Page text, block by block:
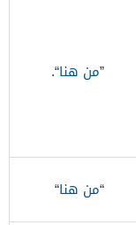
​”من هنا“.
“من هنا“